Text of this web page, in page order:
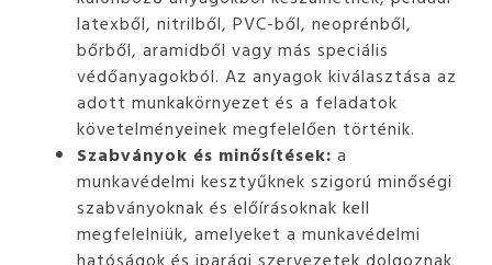
latexből, nitrilből, PVC-ből, neoprénből,
bőrből, aramidből vagy más speciális
védőanyagokból. Az anyagok kiválasztása az
adott munkakörnyezet és a feladatok
követelményeinek megfelelően történik.
Szabványok és minősítések: a
munkavédelmi kesztyűknek szigorú minőségi
szabványoknak és előírásoknak kell
megfelelniük, amelyeket a munkavédelmi